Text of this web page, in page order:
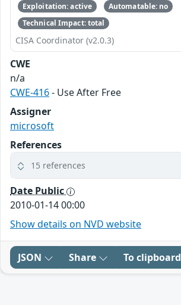
Exploitation: active
Automatable: no
Technical Impact: total
CISA Coordinator (v2.0.3)
CWE
n/a
CWE-416- Use After Free
Assigner
microsoft
References
15 references
Date Public
2010-01-14 00:00
Show details on NVD website
JSON Share To clipboard